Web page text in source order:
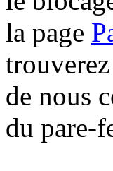
la page
de nous
du pare-